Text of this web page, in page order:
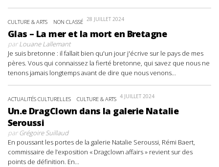
CULTURE & ARTS NON CLASSÉ 28 JUILLET 2024
Glas – La mer et la mort en Bretagne
parLouane Lallemant
Je suis bretonne : il fallait bien qu'un jour j'écrive sur le pays de mes
pères. Vous qui connaissez la fierté bretonne, qui savez que nous ne
tenons jamais longtemps avant de dire que nous venons...
ACTUALITÉS CULTURELLES CULTURE & ARTS 4 JUILLET 2024
Un.e DragClown dans la galerie Natalie
Seroussi
parGrégoire Suillaud
En poussant les portes de la galerie Natalie Seroussi, Rémi Baert,
commissaire de l’exposition « Dragclown affairs » revient sur des
points de définition. En...